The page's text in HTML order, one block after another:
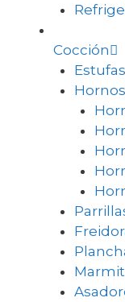
Cocción
Estufas
Hornos